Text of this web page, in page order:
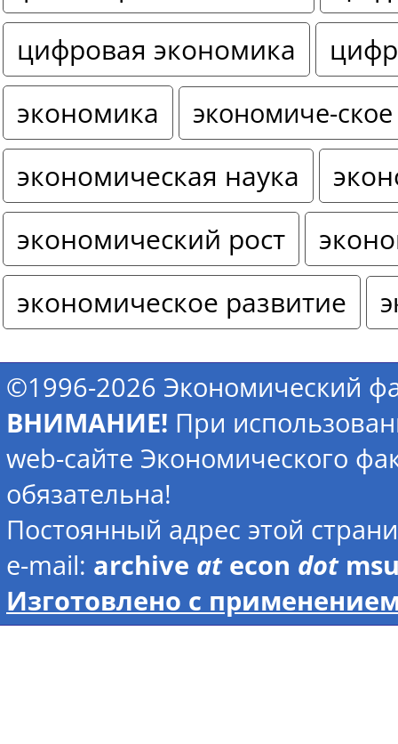
цифровая экономика
экономика
экономиче-
экономическая наука
экономический рост
экономическое развитие
©1996-2026 Экономический
ВНИМАНИЕ! При
web-сайте Экономического
обязательна!
Постоянный адрес этой
e-mail: archive atecon dot
Изготовлено с